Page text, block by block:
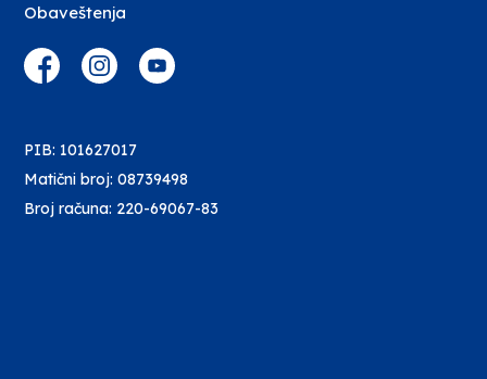
Obaveštenja
PIB: 101627017
Matični broj: 08739498
Broj računa: 220-69067-83